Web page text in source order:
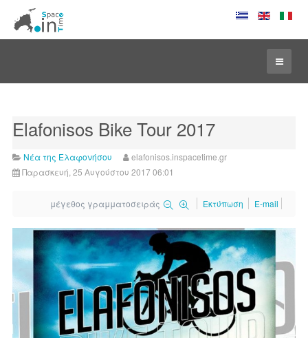
Elafonisos Bike Tour 2017
Νέα της Ελαφονήσου
elafonisos.inspacetime.gr
Παρασκευή, 25 Αυγούστου 2017 06:01
μέγεθος γραμματοσειράς Εκτύπωση E-mail